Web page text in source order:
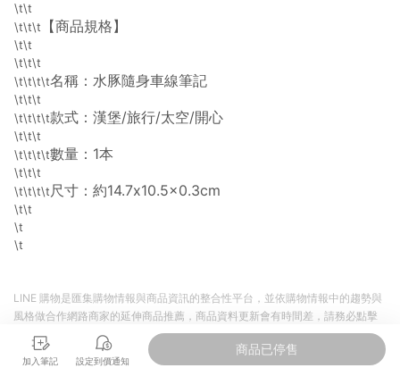
\t\t
\t\t\t
【商品規格】
\t\t
\t\t\t
\t\t\t\t名稱：水豚隨身車線筆記
\t\t\t
\t\t\t\t款式：漢堡/旅行/太空/開心
\t\t\t
\t\t\t\t數量：1本
\t\t\t
\t\t\t\t尺寸：約14.7x10.5x0.3cm
\t\t
\t
\t
加入筆記 設定到價通知
商品已停售
LINE 購物是匯集購物情報與商品資訊的整合性平台，並依購物情報中的趨勢與
風格做合作網路商家的延伸商品推薦，商品資料更新會有時間差，請務必點擊
商品至各合作網路商家，確認現售價與購物條件，一切資訊以合作廠商網頁為
準。